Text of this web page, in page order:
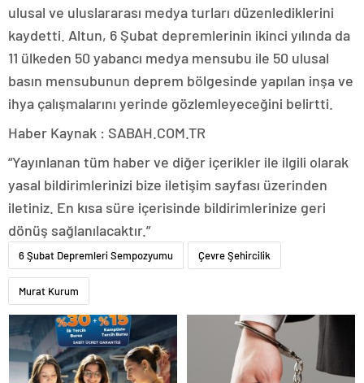
ulusal ve uluslararası medya turları düzenlediklerini
kaydetti. Altun, 6 Şubat depremlerinin ikinci yılında da
11 ülkeden 50 yabancı medya mensubu ile 50 ulusal
basın mensubunun deprem bölgesinde yapılan inşa ve
ihya çalışmalarını yerinde gözlemleyeceğini belirtti.
Haber Kaynak : SABAH.COM.TR
“Yayınlanan tüm haber ve diğer içerikler ile ilgili olarak
yasal bildirimlerinizi bize iletişim sayfası üzerinden
iletiniz. En kısa süre içerisinde bildirimlerinize geri
dönüş sağlanılacaktır.”
6 Şubat Depremleri Sempozyumu Çevre Şehircilik
Murat Kurum